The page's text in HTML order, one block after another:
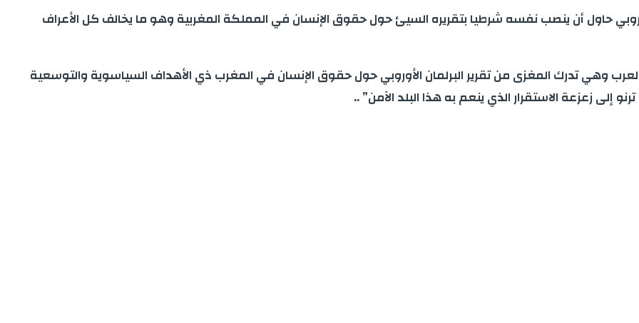
حاول أن ينصب نفسه شرطيا بتقريره السيئ حول حقوق الإنسان في المملكة المغربية وهو ما يخالف كل الأعراف
العرب وهي تدرك المغزى من تقرير البرلمان الأوروبي حول حقوق الإنسان في المغرب ذي الأهداف السياسوية والتوسعية
إلى زعزعة الاستقرار الذي ينعم به هذا البلد الآمن” ..